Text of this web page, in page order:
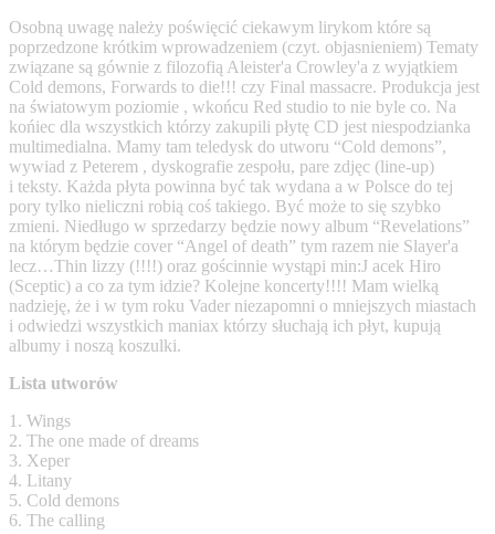
Osobną uwagę należy poświęcić ciekawym lirykom które są
poprzedzone krótkim wprowadzeniem (czyt. objasnieniem) Tematy
związane są gównie z filozofią Aleister'a Crowley'a z wyjątkiem
Cold demons, Forwards to die!!! czy Final massacre. Produkcja jest
na światowym poziomie , wkońcu Red studio to nie byle co. Na
końiec dla wszystkich którzy zakupili płytę CD jest niespodzianka
multimedialna. Mamy tam teledysk do utworu “Cold demons”,
wywiad z Peterem , dyskografie zespołu, pare zdjęc (line-up)
i teksty. Każda płyta powinna być tak wydana a w Polsce do tej
pory tylko nieliczni robią coś takiego. Być może to się szybko
zmieni. Niedługo w sprzedarzy będzie nowy album “Revelations”
na którym będzie cover “Angel of death” tym razem nie Slayer'a
lecz…Thin lizzy (!!!!) oraz gościnnie wystąpi min:J acek Hiro
(Sceptic) a co za tym idzie? Kolejne koncerty!!!! Mam wielką
nadzieję, że i w tym roku Vader niezapomni o mniejszych miastach
i odwiedzi wszystkich maniax którzy słuchają ich płyt, kupują
albumy i noszą koszulki.
Lista utworów
1. Wings
2. The one made of dreams
3. Xeper
4. Litany
5. Cold demons
6. The calling